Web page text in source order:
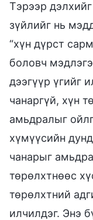
Тэрээр
зүйлийг нь
“хүн дүрст
боловч
дээгүүр үгийг
чанаргүй, хүн
амьдралыг
хүмүүсийн
чанарыг
төрөлхтнөөс
төрөлхтний
илчилдэг. Энэ